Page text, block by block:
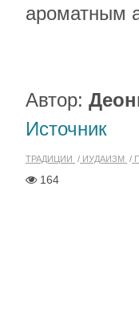
ароматным
Автор:
Источник
ТРАДИЦИИ ИУДАИЗМ
164